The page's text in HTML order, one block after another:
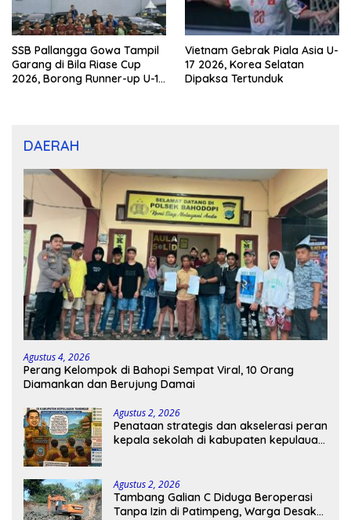
SSB Pallangga Gowa Tampil
Garang di Bila Riase Cup
2026, Borong Runner-up U-10
Vietnam Gebrak Piala Asia U-
17 2026, Korea Selatan
Dipaksa Tertunduk
DAERAH
Agustus 4, 2026
Perang Kelompok di Bahopi Sempat Viral, 10 Orang
Diamankan dan Berujung Damai
Agustus 2, 2026
Penataan strategis dan akselerasi peran
kepala sekolah di kabupaten kepulauan
Agustus 2, 2026
Tambang Galian C Diduga Beroperasi
Tanpa Izin di Patimpeng, Warga Desak